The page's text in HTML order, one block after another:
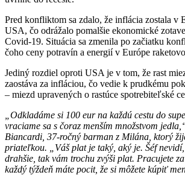
Pred konfliktom sa zdalo, že inflácia zostala v
USA, čo odrážalo pomalšie ekonomické
Covid-19. Situácia sa zmenila po začiatku
čoho ceny potravín a energií v Európe
Jediný rozdiel oproti USA je v tom, že rast
zaostáva za infláciou, čo vedie k prudkému
– miezd upravených o rastúce spotrebiteľské
„Odkladáme si 100 eur na každú cestu do
vraciame sa s čoraz menším množstvom
Biancardi, 37-ročný barman z Milána, ktorý
priateľkou. „Váš plat je taký, aký je. Šéf
drahšie, tak vám trochu zvýši plat. Pracujete
každý týždeň máte pocit, že si môžete kúpiť